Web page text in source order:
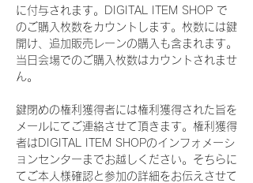
に付与されます。DIGITAL ITEM SHOP で
のご購入枚数をカウントします。枚数には鍵
開け、追加販売レーンの購入も含まれます。
当日会場でのご購入枚数はカウントされませ
ん。
鍵閉めの権利獲得者には権利獲得された旨を
メールにてご連絡させて頂きます。権利獲得
者はDIGITAL ITEM SHOPのインフォメーシ
ョンセンターまでお越しください。そちらに
てご本人様確認と参加の詳細をお伝えさせて